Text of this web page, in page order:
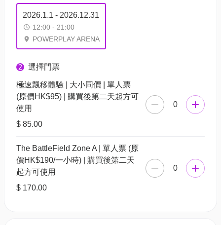
2026.1.1 - 2026.12.31
12:00 - 21:00
POWERPLAY ARENA
2 選擇門票
極速飄移體驗 | 大小同價 | 單人票
(原價HK$95) | 購買後第二天起方可
使用
$ 85.00
0
The BattleField Zone A | 單人票 (原
價HK$190/一小時) | 購買後第二天
起方可使用
$ 170.00
0